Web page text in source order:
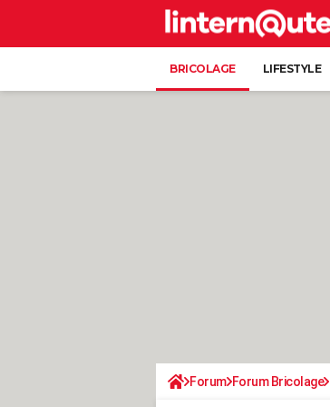
BRICOLAGE LIFESTYLE
Forum Forum Bricolage